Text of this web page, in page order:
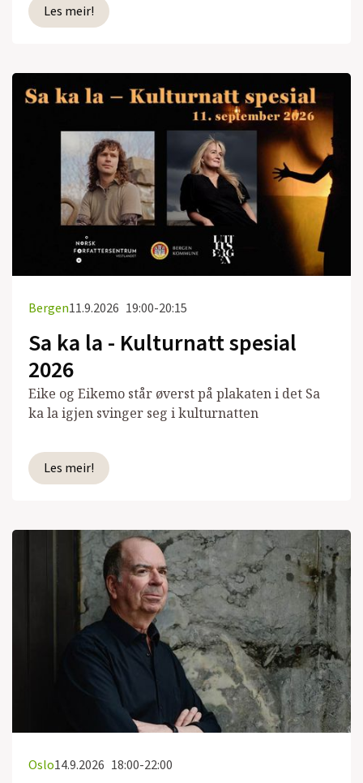
Les meir!
Bergen11.9.2026 19:00-20:15
Sa ka la - Kulturnatt spesial
2026
Eike og Eikemo står øverst på plakaten i det Sa
ka la igjen svinger seg i kulturnatten
Les meir!
Oslo14.9.2026 18:00-22:00